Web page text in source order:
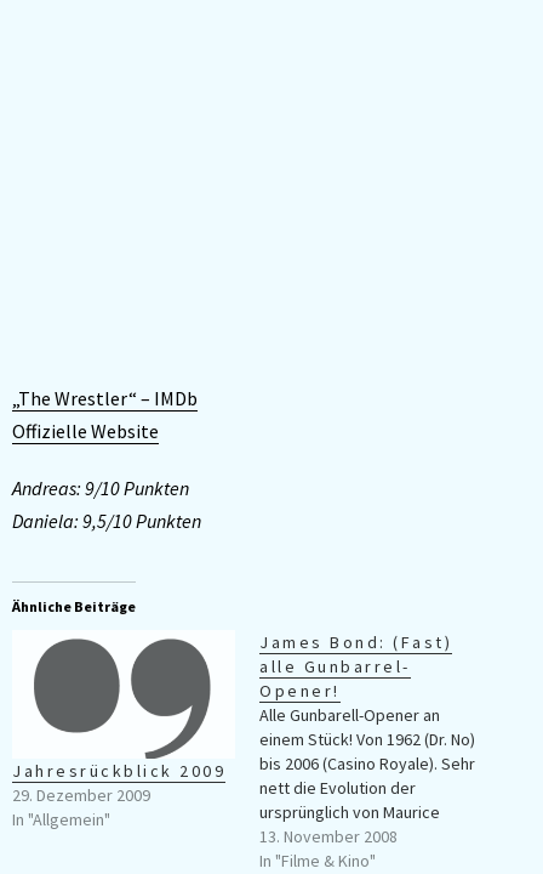
„The Wrestler“ – IMDb
Offizielle Website
Andreas: 9/10 Punkten
Daniela: 9,5/10 Punkten
Ähnliche Beiträge
Jahresrückblick 2009
29. Dezember 2009
In "Allgemein"
James Bond: (Fast)
alle Gunbarrel-
Opener!
Alle Gunbarell-Opener an
einem Stück! Von 1962 (Dr. No)
bis 2006 (Casino Royale). Sehr
nett die Evolution der
ursprünglich von Maurice
Binder entworfenen Sequenz
zu sehen. Sowohl Gestaltung,
13. November 2008
In "Filme & Kino"